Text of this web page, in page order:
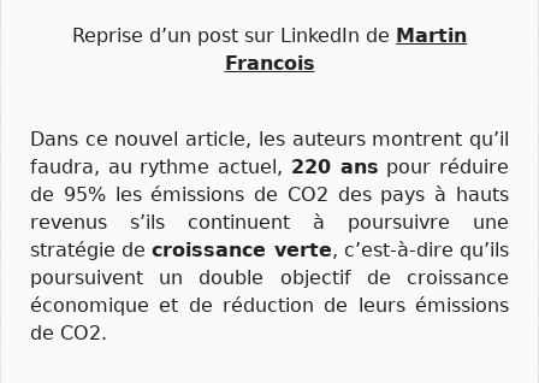
Reprise d’un post sur LinkedIn de Martin
Francois
Dans ce nouvel article, les auteurs montrent qu’il
faudra, au rythme actuel, 220 ans pour réduire
de 95% les émissions de CO2 des pays à hauts
revenus s’ils continuent à poursuivre une
stratégie decroissance verte, c’est-à-dire qu’ils
poursuivent un double objectif de croissance
économique et de réduction de leurs émissions
de CO2.